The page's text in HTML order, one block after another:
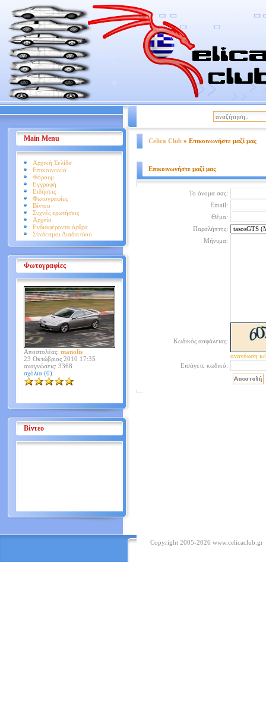
Main Menu
Αρχική Σελίδα
Επικοινωνία
Φόρουμ
Εγγραφή
Ειδήσεις
Φωτογραφίες
Βίντεο
Συχνές ερωτήσεις
Αρχείο
Ενδιαφέροντα άρθρα
Σύνδεσμοι Διαδικτύου
Φωτογραφίες
Αποστολέας: manolis
23 Οκτώβριος 2010 17:35
αναγνώσεις: 3368
σχόλια (0)
Βίντεο
Celica Club » Επικοινωνήστε μαζί μας
Επικοινωνήστε μαζί μας
Το όνομα σας:
Email:
Θέμα:
Παραλήπτης:
Μήνυμα:
Κωδικός ασφάλειας:
ανανέωση
Εισάγετε κωδικό:
Copyright 2005-2026 www.celicaclub.gr